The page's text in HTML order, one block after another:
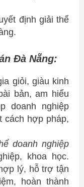
định giải thể
Đà Nẵng:
giỏi, giàu kinh
bản, am hiểu
doanh nghiệp
cách hợp pháp,
doanh nghiệp
khoa học.
lý, hỗ trợ tận
hoàn thành